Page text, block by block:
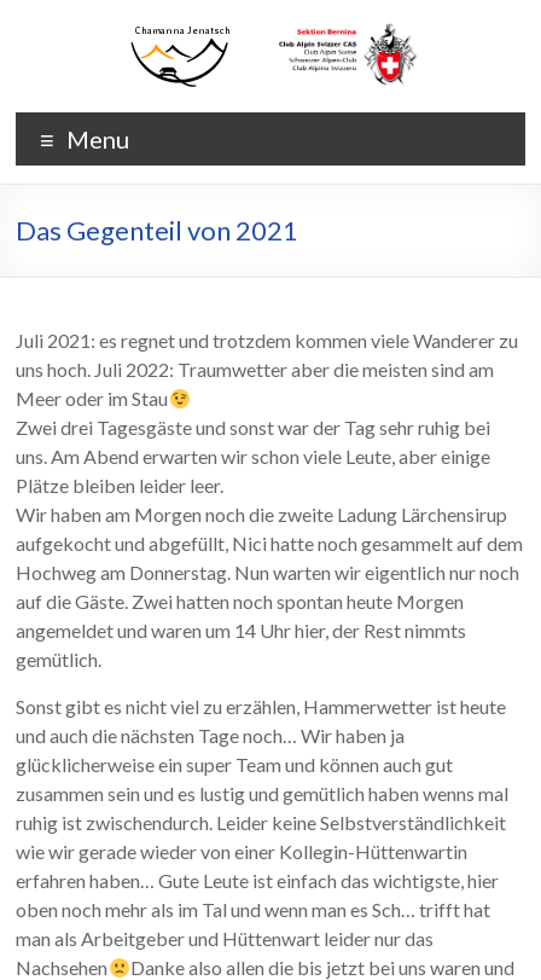
Chamanna
Jenatsch
Chamanna
Jenatsch
CAS
Menu
Das Gegenteil von 2021
Juli 2021: es regnet und trotzdem kommen viele Wanderer zu
uns hoch. Juli 2022: Traumwetter aber die meisten sind am
Meer oder im Stau
Zwei drei Tagesgäste und sonst war der Tag sehr ruhig bei
uns. Am Abend erwarten wir schon viele Leute, aber einige
Plätze bleiben leider leer.
Wir haben am Morgen noch die zweite Ladung Lärchensirup
aufgekocht und abgefüllt, Nici hatte noch gesammelt auf dem
Hochweg am Donnerstag. Nun warten wir eigentlich nur noch
auf die Gäste. Zwei hatten noch spontan heute Morgen
angemeldet und waren um 14 Uhr hier, der Rest nimmts
gemütlich.
Sonst gibt es nicht viel zu erzählen, Hammerwetter ist heute
und auch die nächsten Tage noch… Wir haben ja
glücklicherweise ein super Team und können auch gut
zusammen sein und es lustig und gemütlich haben wenns mal
ruhig ist zwischendurch. Leider keine Selbstverständlichkeit
wie wir gerade wieder von einer Kollegin-Hüttenwartin
erfahren haben… Gute Leute ist einfach das wichtigste, hier
oben noch mehr als im Tal und wenn man es Sch… trifft hat
man als Arbeitgeber und Hüttenwart leider nur das
Nachsehen
Danke also allen die bis jetzt bei uns waren und